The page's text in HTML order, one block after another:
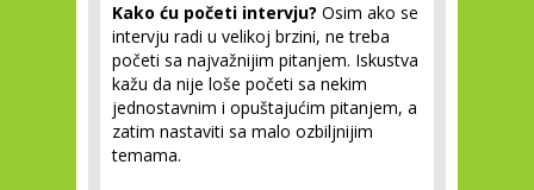
Kako ću početi intervju? Osim ako se
intervju radi u velikoj brzini, ne treba
početi sa najvažnijim pitanjem. Iskustva
kažu da nije loše početi sa nekim
jednostavnim i opuštajućim pitanjem, a
zatim nastaviti sa malo ozbiljnijim
temama.